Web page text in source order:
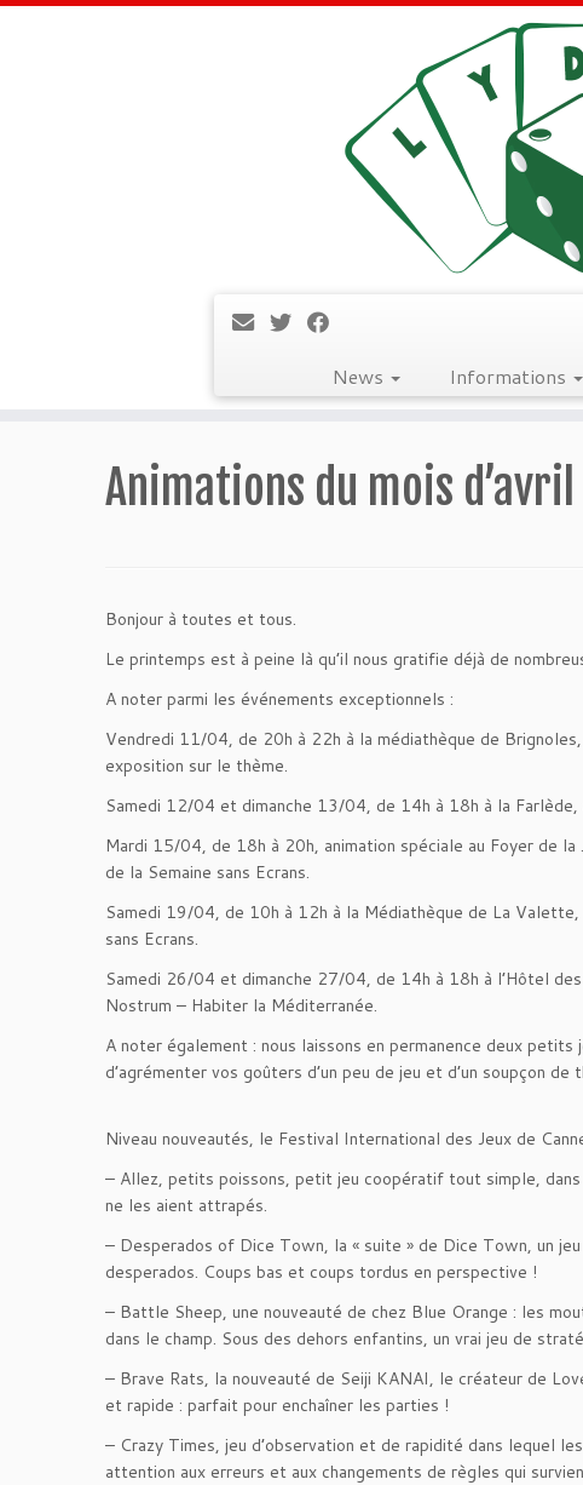
News Informations
Animations du mois
Bonjour à toutes et tous.
Le printemps est à peine là qu’il nous gratifie déjà de
A noter parmi les événements exceptionnels :
Vendredi 11/04, de 20h à 22h à la médiathèque de
exposition sur le thème.
Samedi 12/04 et dimanche 13/04, de 14h à 18h à la Farlède,
Mardi 15/04, de 18h à 20h, animation spéciale au Foyer de
de la Semaine sans Ecrans.
Samedi 19/04, de 10h à 12h à la Médiathèque de La
sans Ecrans.
Samedi 26/04 et dimanche 27/04, de 14h à 18h à l’Hôtel
Nostrum – Habiter la Méditerranée.
A noter également : nous laissons en permanence deux
d’agrémenter vos goûters d’un peu de jeu et d’un soupçon de
Niveau nouveautés, le Festival International des Jeux de
– Allez, petits poissons, petit jeu coopératif tout simple,
ne les aient attrapés.
– Desperados of Dice Town, la « suite » de Dice Town, un
desperados. Coups bas et coups tordus en perspective !
– Battle Sheep, une nouveauté de chez Blue Orange : les
dans le champ. Sous des dehors enfantins, un vrai jeu de
– Brave Rats, la nouveauté de Seiji KANAI, le créateur de
et rapide : parfait pour enchaîner les parties !
– Crazy Times, jeu d’observation et de rapidité dans lequel
attention aux erreurs et aux changements de règles qui